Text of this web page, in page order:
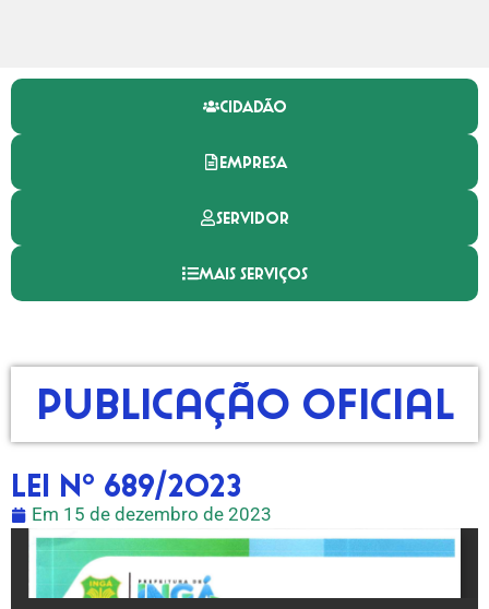
CIDADÃO
EMPRESA
SERVIDOR
MAIS SERVIÇOS
Publicação Oficial
LEI Nº 689/2023
Em 15 de dezembro de 2023